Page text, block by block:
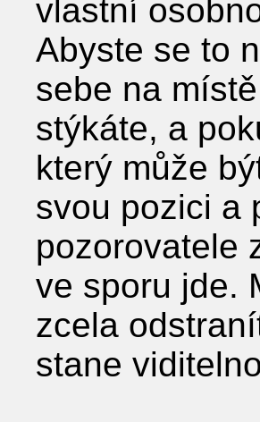
vlastní
Abyste se to
sebe na
stýkáte, a
který může
svou pozici a
pozorovatele
ve sporu jde.
zcela
stane